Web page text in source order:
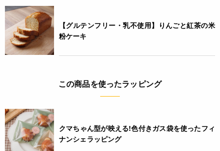
【グルテンフリー・乳不使用】りんごと紅茶の米
粉ケーキ
この商品を使ったラッピング
クマちゃん型が映える!色付きガス袋を使ったフィ
ナンシェラッピング